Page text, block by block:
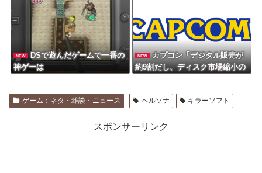
NEW
DSで遊んだゲームで一番の
神ゲーは
NEW
カプコン「デジタル販売が
約9割だし、ディスク市場縮小の
ゲーム：ネタ・雑談・ニュース ペルソナ キラーソフト
スポンサーリンク